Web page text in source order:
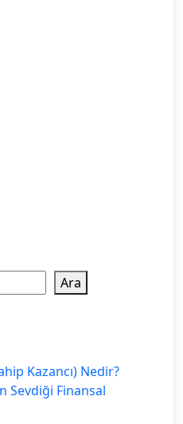
Ara
Kazancı) Nedir?
Sevdiği Finansal